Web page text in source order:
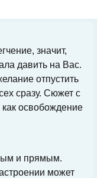
значит,
давить на Вас.
отпустить
сразу. Сюжет с
как освобождение
и прямым.
может